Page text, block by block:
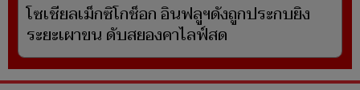
โซเชียลเม็กซิโกช็อก อินฟลูฯดังถูกประกบยิง
ระยะเผาขน ดับสยองคาไลฟ์สด